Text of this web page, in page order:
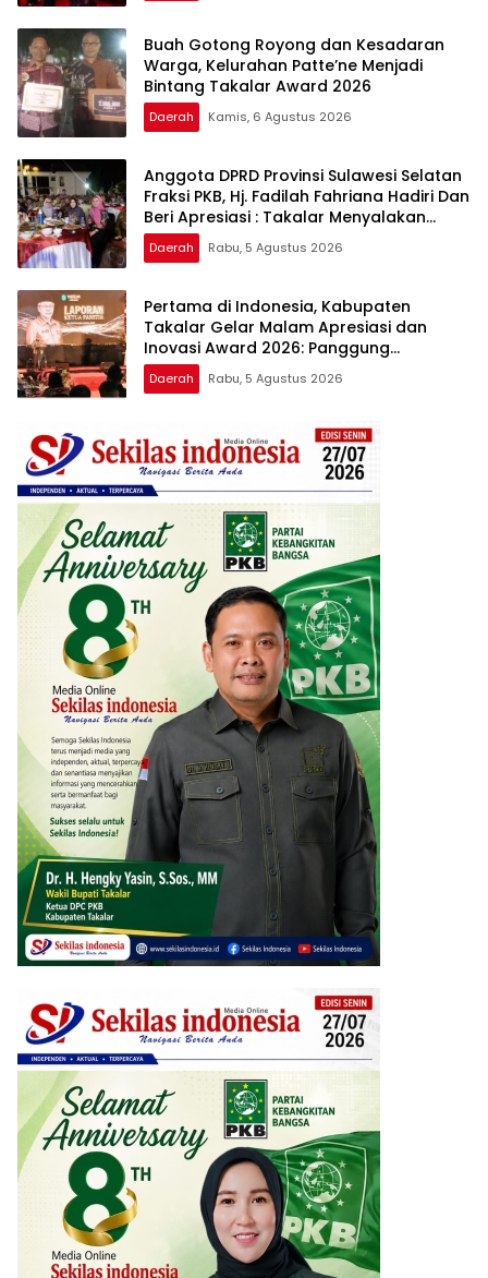
Buah Gotong Royong dan Kesadaran
Warga, Kelurahan Patte’ne Menjadi
Bintang Takalar Award 2026
Daerah Kamis, 6 Agustus 2026
Anggota DPRD Provinsi Sulawesi Selatan
Fraksi PKB, Hj. Fadilah Fahriana Hadiri Dan
Beri Apresiasi : Takalar Menyalakan
Lentera Pengabdian Melalui Malam
Apresiasi dan Inovasi Award 2026
Daerah Rabu, 5 Agustus 2026
Pertama di Indonesia, Kabupaten
Takalar Gelar Malam Apresiasi dan
Inovasi Award 2026: Panggung
Penghargaan bagi Pelayan Publik
Berprestasi
Daerah Rabu, 5 Agustus 2026